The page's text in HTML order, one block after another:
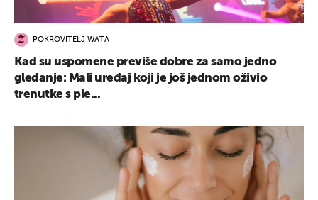
POKROVITELJ WATA
Kad su uspomene previše dobre za samo jedno
gledanje: Mali uređaj koji je još jednom oživio
trenutke s ple...